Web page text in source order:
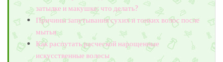
затылке и макушке: что делать?
Причины запутывания сухих и тонких волос после
мытья
Как распутать расческой нарощенные
искусственные волосы